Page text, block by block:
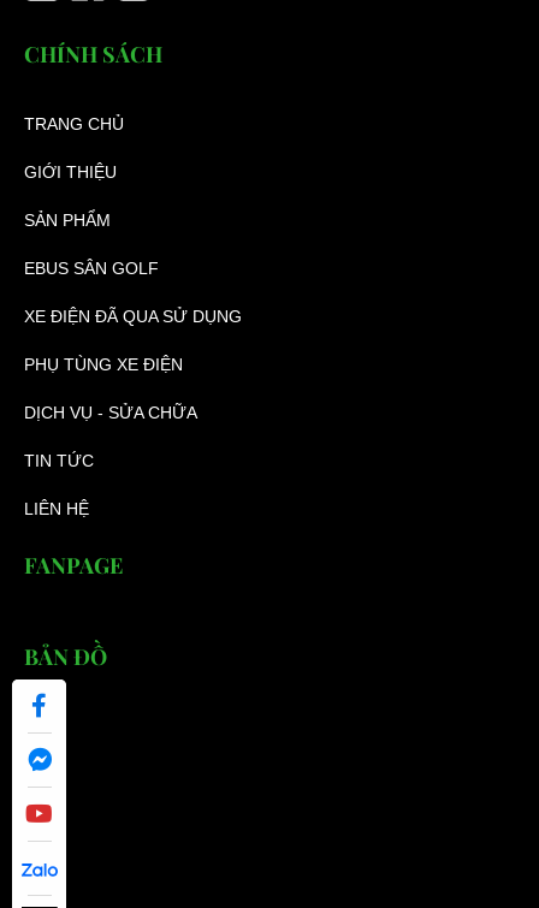
CHÍNH SÁCH
TRANG CHỦ
GIỚI THIỆU
SẢN PHẨM
EBUS SÂN GOLF
XE ĐIỆN ĐÃ QUA SỬ DỤNG
PHỤ TÙNG XE ĐIỆN
DỊCH VỤ - SỬA CHỮA
TIN TỨC
LIÊN HỆ
FANPAGE
BẢN ĐỒ